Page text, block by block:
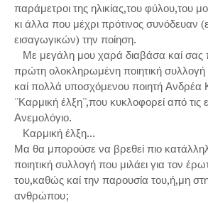
παράμετροι της ηλικίας,του φύλου,του
κι άλλα που μέχρι πρότινος συνόδευαν
εισαγωγικών) την ποίηση.
Με μεγάλη μου χαρά διαβάσα καί σας
πρώτη ολοκληρωμένη ποιητική
καί πολλά υποσχόμενου ποιητή Ανδρέα
''Καρμική έλξη'',που κυκλοφορεί από τις
Ανεμολόγιο.
Καρμική έλξη...
Μα θα μπορούσε να βρεθεί πιο
ποιητική συλλογή που μιλάει για τον
του,καθώς καί την παρουσία του,ή,μη
ανθρώπου;